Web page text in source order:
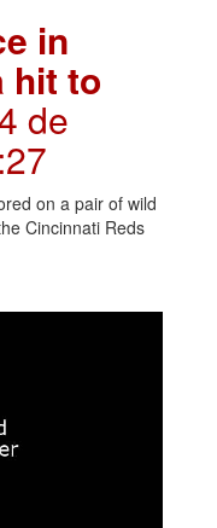
in
hit to
de
on a pair of wild
Cincinnati Reds